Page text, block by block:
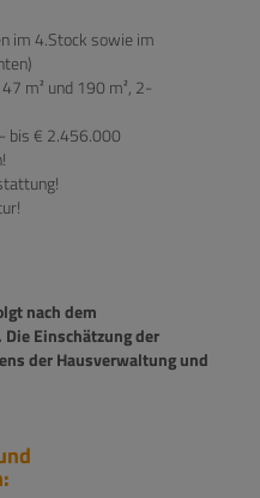
im 4.Stock sowie im
m² und 190 m², 2-
bis € 2.456.000
nach dem
Die Einschätzung der
der Hausverwaltung und